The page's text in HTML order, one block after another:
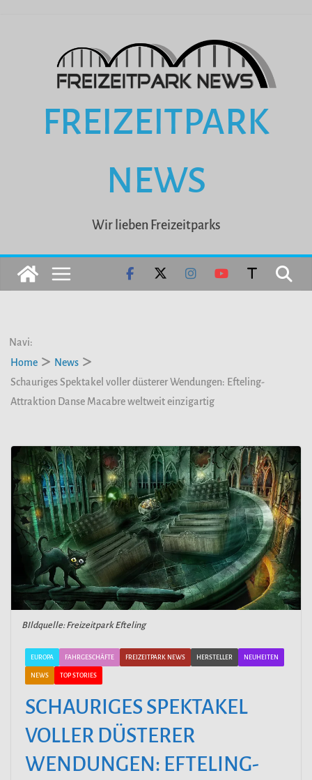
FREIZEITPARK
NEWS
Wir lieben Freizeitparks
Navi:
Home
News
Schauriges Spektakel voller düsterer Wendungen: Efteling-
Attraktion Danse Macabre weltweit einzigartig
BIldquelle: Freizeitpark Efteling
EUROPA FAHRGESCHÄFTE FREIZEITPARK NEWS HERSTELLER NEUHEITEN
NEWS TOP STORIES
SCHAURIGES SPEKTAKEL
VOLLER DÜSTERER
WENDUNGEN: EFTELING-